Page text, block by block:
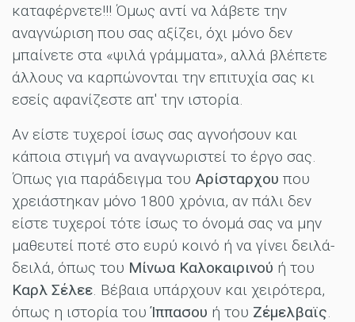
καταφέρνετε!!! Όμως αντί να λάβετε την
αναγνώριση που σας αξίζει, όχι μόνο δεν
μπαίνετε στα «ψιλά γράμματα», αλλά βλέπετε
άλλους να καρπώνονται την επιτυχία σας κι
εσείς αφανίζεστε απ' την ιστορία.
Αν είστε τυχεροί ίσως σας αγνοήσουν και
κάποια στιγμή να αναγνωριστεί το έργο σας.
Όπως για παράδειγμα του Αρίσταρχου που
χρειάστηκαν μόνο 1800 χρόνια, αν πάλι δεν
είστε τυχεροί τότε ίσως το όνομά σας να μην
μαθευτεί ποτέ στο ευρύ κοινό ή να γίνει δειλά-
δειλά, όπως του Μίνωα Καλοκαιρινού ή του
Καρλ Σέλεε . Βέβαια υπάρχουν και χειρότερα,
όπως η ιστορία τουΊππασου ή του Ζέμελβαϊς